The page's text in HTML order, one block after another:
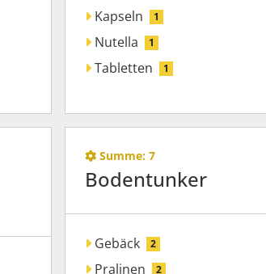
Kapseln 1
Nutella 1
Tabletten 1
Summe: 7
Bodentunker
Gebäck 2
Pralinen 2